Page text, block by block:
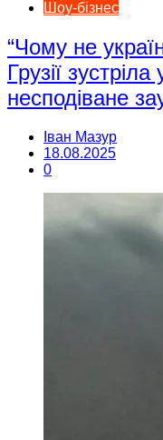
Шоу-бізнес
“Чому не
Грузії
несподіване
Іван Мазур
18.08.2025
0